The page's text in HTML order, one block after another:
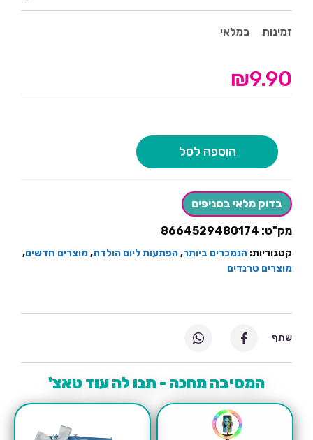
זמינות במלאי
₪9.90
הוספה לסל
בדוק מלאי בסניפים
מק"ט: 8664529480174
קטגוריות: הנמכרים ביותר,הפתעות ליום הולדת,מוצרים חדשים,
מוצרים טרנדים
המסיבה מחכה - תנו לה עוד טאצ'
שתף